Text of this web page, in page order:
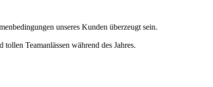
unseres Kunden überzeugt sein.
Teamanlässen während des Jahres.